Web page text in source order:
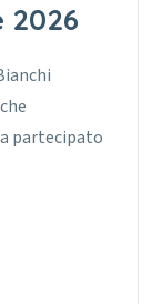
partecipato